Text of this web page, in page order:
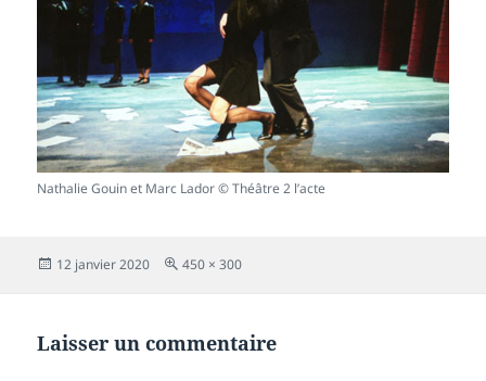
Nathalie Gouin et Marc Lador © Théâtre 2 l’acte
Publié
12 janvier 2020
Taille
450 × 300
Laisser un commentaire